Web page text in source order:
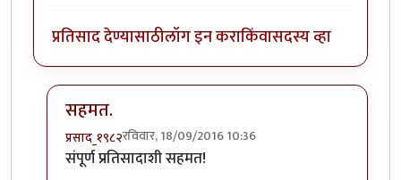
प्रतिसाद देण्यासाठीलॉग इन कराकिंवासदस्य व्हा
सहमत.
प्रसाद_१९८२रविवार, 18/09/2016 10:36
In reply toचोप्य-पस्तेby
संपूर्ण प्रतिसादाशी सहमत!